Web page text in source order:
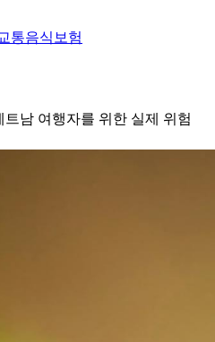
통음식보험
남 여행자를 위한 실제 위험